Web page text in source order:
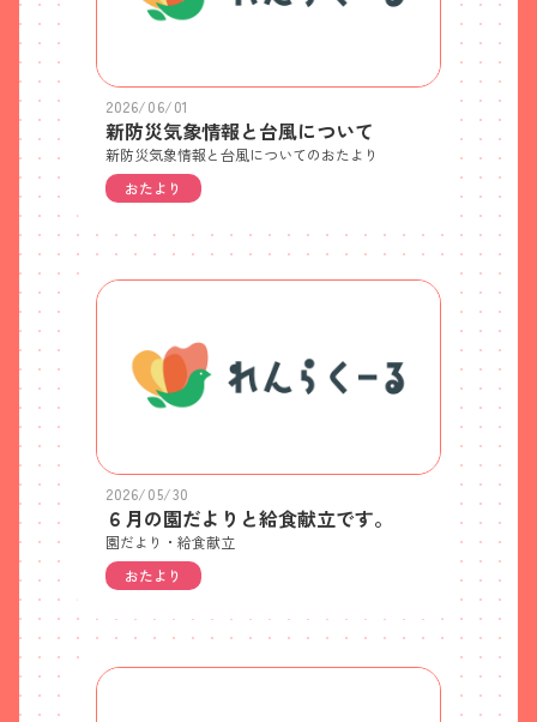
2026/06/01
新防災気象情報と台風について
新防災気象情報と台風についてのおたより
おたより
2026/05/30
６月の園だよりと給食献立です。
園だより・給食献立
おたより